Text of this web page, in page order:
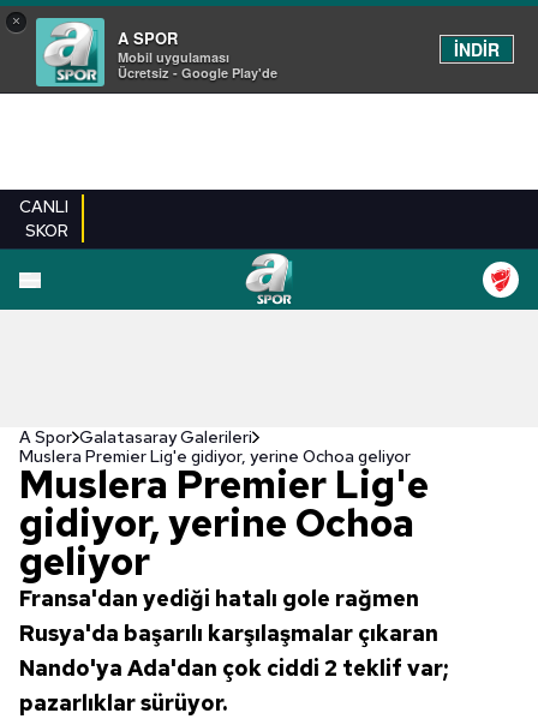
×
A SPOR
Mobil uygulaması
Ücretsiz - Google Play'de
İNDİR
CANLI
SKOR
EN YENILER
A Spor Galatasaray Galerileri
Muslera Premier Lig'e gidiyor, yerine Ochoa geliyor
Muslera Premier Lig'e
gidiyor, yerine Ochoa
geliyor
Fransa'dan yediği hatalı gole rağmen
Rusya'da başarılı karşılaşmalar çıkaran
Nando'ya Ada'dan çok ciddi 2 teklif var;
pazarlıklar sürüyor.